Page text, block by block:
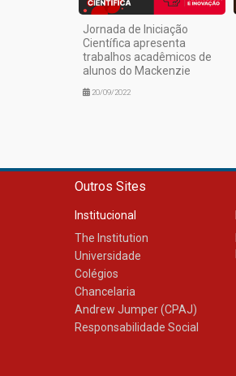
Jornada de Iniciação
Científica apresenta
trabalhos acadêmicos de
alunos do Mackenzie
20/09/2022
Outros Sites
Institucional
The Institution
Universidade
Colégios
Chancelaria
Andrew Jumper (CPAJ)
Responsabilidade Social